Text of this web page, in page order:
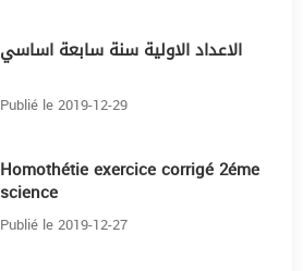
الاعداد الاولية سنة سابعة اساسي
Publié le 2019-12-29
Homothétie exercice corrigé 2éme
science
Publié le 2019-12-27